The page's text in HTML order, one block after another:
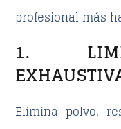
profesional más
1.
Elimina polvo,